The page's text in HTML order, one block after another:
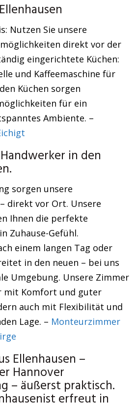
Nutzen Sie unsere
direkt vor der
eingerichtete Küchen:
und Kaffeemaschine für
Küchen sorgen
für ein
Ambiente. –
in den
sorgen unsere
direkt vor Ort. Unsere
Ihnen die perfekte
Zuhause-Gefühl.
einem langen Tag oder
in den neuen – bei uns
Umgebung. Unsere Zimmer
mit Komfort und guter
auch mit Flexibilität und
Lage. – Monteurzimmer
Ellenhausen –
Hannover
– äußerst praktisch.
erfreut in